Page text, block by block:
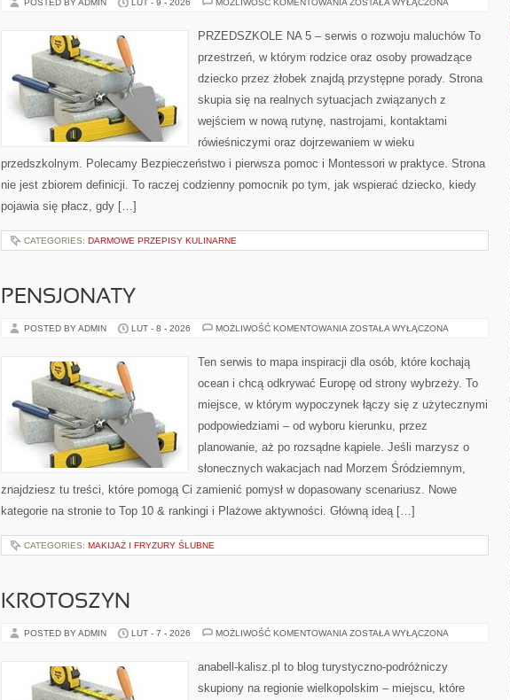
POSTED BY ADMIN LUT - 9 - 2026 MOŻLIWOŚĆ KOMENTOWANIA
POMOC
ZOSTAŁA WYŁĄCZONA
PRZEDSZKOLE NA 5 – serwis o rozwoju maluchów To
przestrzeń, w którym rodzice oraz osoby prowadzące
dziecko przez żłobek znajdą przystępne porady. Strona
skupia się na realnych sytuacjach związanych z
wejściem w nową rutynę, nastrojami, kontaktami
rówieśniczymi oraz dojrzewaniem w wieku
przedszkolnym. Polecamy Bezpieczeństwo i pierwsza pomoc i Montessori w praktyce. Strona
nie jest zbiorem definicji. To raczej codzienny pomocnik po tym, jak wspierać dziecko, kiedy
pojawia się płacz, gdy […]
CATEGORIES: DARMOWE PRZEPISY KULINARNE
PENSJONATY
POSTED BY ADMIN LUT - 8 - 2026 MOŻLIWOŚĆ KOMENTOWANIA PENSJONATY
ZOSTAŁA WYŁĄCZONA
Ten serwis to mapa inspiracji dla osób, które kochają
ocean i chcą odkrywać Europę od strony wybrzeży. To
miejsce, w którym wypoczynek łączy się z użytecznymi
podpowiedziami – od wyboru kierunku, przez
planowanie, aż po rozsądne kąpiele. Jeśli marzysz o
słonecznych wakacjach nad Morzem Śródziemnym,
znajdziesz tu treści, które pomogą Ci zamienić pomysł w dopasowany scenariusz. Nowe
kategorie na stronie to Top 10 & rankingi i Plażowe aktywności. Główną ideą […]
CATEGORIES: MAKIJAŻ I FRYZURY ŚLUBNE
KROTOSZYN
POSTED BY ADMIN LUT - 7 - 2026 MOŻLIWOŚĆ KOMENTOWANIA KROTOSZYN
ZOSTAŁA WYŁĄCZONA
anabell-kalisz.pl to blog turystyczno-podróżniczy
skupiony na regionie wielkopolskim – miejscu, które